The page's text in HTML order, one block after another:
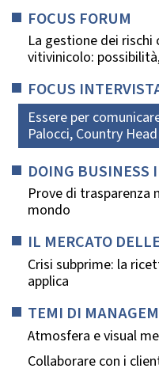
FOCUS FORUM
La gestione dei
vitivinicolo:
FOCUS
Essere per
Palocci, Country
DOING BUSINESS
Prove di trasparenza
mondo
IL MERCATO
Crisi subprime: la
applica
TEMI DI
Atmosfera e visual
Collaborare con i